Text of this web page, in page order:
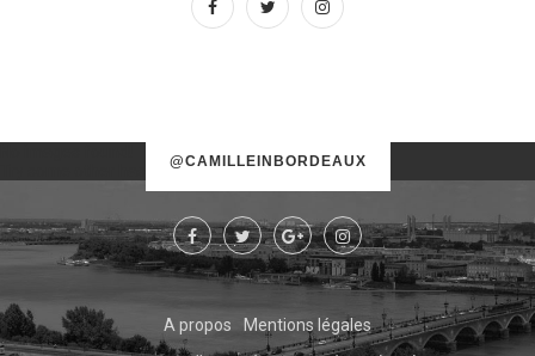
@CAMILLEINBORDEAUX
Try some other hashtag or username
A propos Mentions légales